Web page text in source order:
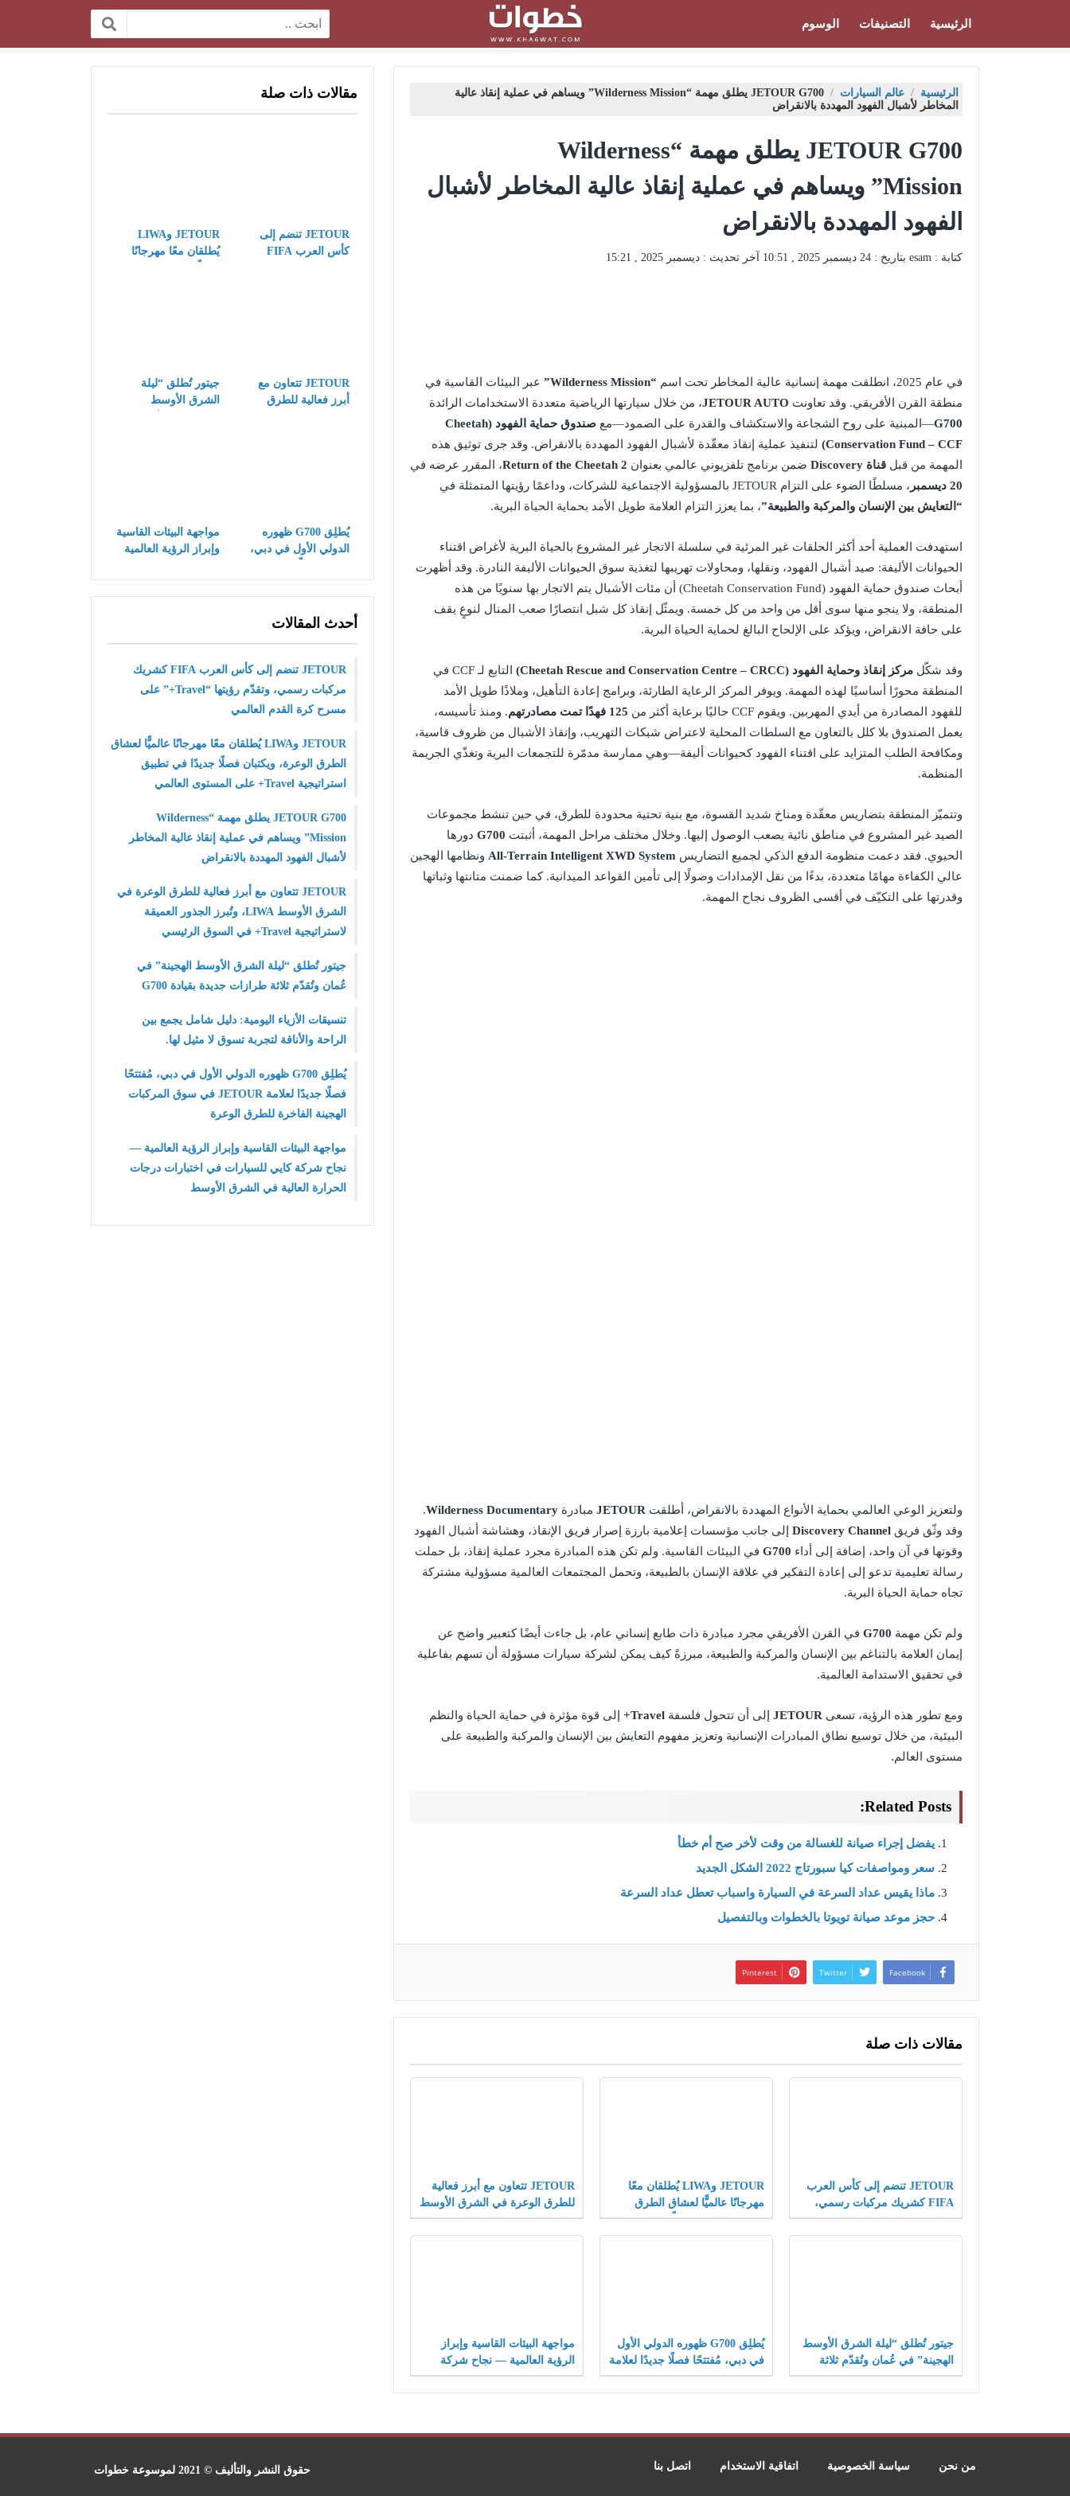
الرئيسية التصنيفات الوسوم
الرئيسية / عالم السيارات /
JETOUR G700 يطلق مهمة “Wilderness Mission” ويساهم في عملية إنقاذ عالية
المخاطر لأشبال الفهود المهددة بالانقراض
JETOUR G700 يطلق مهمة “Wilderness
Mission” ويساهم في عملية إنقاذ عالية المخاطر لأشبال
الفهود المهددة بالانقراض
كتابة : esam بتاريخ : 24 ديسمبر 2025 , 10:51 آخر تحديث : ديسمبر 2025 , 15:21
في عام 2025، انطلقت مهمة إنسانية عالية المخاطر تحت اسم “Wilderness Mission”
عبر البيئات القاسية في
منطقة القرن الأفريقي. وقد تعاونت JETOUR AUTO، من خلال سيارتها الرياضية متعددة الاستخدامات الرائدة
G700—المبنية على روح الشجاعة والاستكشاف والقدرة على الصمود—مع
صندوق حماية الفهود (Cheetah
Conservation Fund – CCF)
لتنفيذ عملية إنقاذ معقّدة لأشبال الفهود المهددة بالانقراض. وقد جرى توثيق هذه
المهمة من قبل قناة Discovery ضمن برنامج تلفزيوني عالمي بعنوان Return of the Cheetah 2، المقرر عرضه في
20 ديسمبر
، مسلطًا الضوء على التزام JETOUR بالمسؤولية الاجتماعية للشركات، وداعمًا رؤيتها المتمثلة في
“التعايش بين الإنسان والمركبة والطبيعة”، بما يعزز التزام العلامة طويل الأمد بحماية الحياة البرية.
استهدفت العملية أحد أكثر الحلقات غير المرئية في سلسلة الاتجار غير المشروع بالحياة البرية لأغراض اقتناء
الحيوانات الأليفة: صيد أشبال الفهود، ونقلها، ومحاولات تهريبها لتغذية سوق الحيوانات الأليفة النادرة. وقد أظهرت
أبحاث صندوق حماية الفهود (Cheetah Conservation Fund) أن مئات الأشبال يتم الاتجار بها سنويًا من هذه
المنطقة، ولا ينجو منها سوى أقل من واحد من كل خمسة. ويمثّل إنقاذ كل شبل انتصارًا صعب المنال لنوعٍ يقف
على حافة الانقراض، ويؤكد على الإلحاح البالغ لحماية الحياة البرية.
وقد شكّل مركز إنقاذ وحماية الفهود (Cheetah Rescue and Conservation Centre – CRCC)
التابع لـ CCF في
المنطقة محورًا أساسيًا لهذه المهمة. ويوفر المركز الرعاية الطارئة، وبرامج إعادة التأهيل، وملاذًا طويل الأمد
للفهود المصادرة من أيدي المهربين. ويقوم CCF حاليًا برعاية أكثر من
125 فهدًا تمت مصادرتهم
. ومنذ تأسيسه،
يعمل الصندوق بلا كلل بالتعاون مع السلطات المحلية لاعتراض شبكات التهريب، وإنقاذ الأشبال من ظروف قاسية،
ومكافحة الطلب المتزايد على اقتناء الفهود كحيوانات أليفة—وهي ممارسة مدمّرة للتجمعات البرية وتغذّي الجريمة
المنظمة.
وتتميّز المنطقة بتضاريس معقّدة ومناخ شديد القسوة، مع بنية تحتية محدودة للطرق، في حين تنشط مجموعات
الصيد غير المشروع في مناطق نائية يصعب الوصول إليها. وخلال مختلف مراحل المهمة، أثبتت G700 دورها
الحيوي. فقد دعمت منظومة الدفع الذكي لجميع التضاريس All-Terrain Intelligent XWD System ونظامها الهجين
عالي الكفاءة مهامًا متعددة، بدءًا من نقل الإمدادات وصولًا إلى تأمين القواعد الميدانية. كما ضمنت متانتها وثباتها
وقدرتها على التكيّف في أقسى الظروف نجاح المهمة.
ولتعزيز الوعي العالمي بحماية الأنواع المهددة بالانقراض، أطلقت JETOUR مبادرة Wilderness Documentary
.
وقد وثّق فريق Discovery Channel إلى جانب مؤسسات إعلامية بارزة إصرار فريق الإنقاذ، وهشاشة أشبال الفهود
وقوتها في آن واحد، إضافة إلى أداء G700 في البيئات القاسية. ولم تكن هذه المبادرة مجرد عملية إنقاذ، بل حملت
رسالة تعليمية تدعو إلى إعادة التفكير في علاقة الإنسان بالطبيعة، وتحمل المجتمعات العالمية مسؤولية مشتركة
تجاه حماية الحياة البرية.
ولم تكن مهمة G700 في القرن الأفريقي مجرد مبادرة ذات طابع إنساني عام، بل جاءت أيضًا كتعبير واضح عن
إيمان العلامة بالتناغم بين الإنسان والمركبة والطبيعة، مبرزةً كيف يمكن لشركة سيارات مسؤولة أن تسهم بفاعلية
في تحقيق الاستدامة العالمية.
ومع تطور هذه الرؤية، تسعى JETOUR إلى أن تتحول فلسفة Travel+
إلى قوة مؤثرة في حماية الحياة والنظم
البيئية، من خلال توسيع نطاق المبادرات الإنسانية وتعزيز مفهوم التعايش بين الإنسان والمركبة والطبيعة على
مستوى العالم.
Related Posts:
يفضل إجراء صيانة للغسالة من وقت لأخر صح أم خطأ
سعر ومواصفات كيا سبورتاج 2022 الشكل الجديد
ماذا يقيس عداد السرعة في السيارة واسباب تعطل عداد السرعة
حجز موعد صيانة تويوتا بالخطوات وبالتفصيل
Facebook
Twitter
Pinterest
مقالات ذات صلة
JETOUR تنضم إلى كأس العرب
FIFA كشريك مركبات رسمي،
وتقدّم رؤيتها “Travel+” على
مسرح كرة القدم العالمي
JETOUR وLIWA يُطلقان معًا
مهرجانًا عالميًّا لعشاق الطرق
الوعرة، ويكتبان فصلًا جديدًا في
تطبيق استراتيجية Travel+ على
JETOUR تتعاون مع أبرز فعالية
للطرق الوعرة في الشرق الأوسط
LIWA، وتُبرز الجذور العميقة
لاستراتيجية Travel+ في السوق
جيتور تُطلق “ليلة الشرق الأوسط
الهجينة” في عُمان وتُقدّم ثلاثة
طرازات جديدة بقيادة G700
يُطلِق G700 ظهوره الدولي الأول
في دبي، مُفتتحًا فصلًا جديدًا لعلامة
JETOUR في سوق المركبات
الهجينة الفاخرة للطرق الوعرة
مواجهة البيئات القاسية وإبراز
الرؤية العالمية — نجاح شركة
كايي للسيارات في اختبارات
درجات الحرارة العالية في الشرق
مقالات ذات صلة
JETOUR تنضم إلى
كأس العرب FIFA
JETOUR وLIWA
يُطلقان معًا مهرجانًا
JETOUR تتعاون مع
أبرز فعالية للطرق
جيتور تُطلق “ليلة
الشرق الأوسط
يُطلِق G700 ظهوره
الدولي الأول في دبي،
لعلامة JETOUR في
سوق المركبات الهجينة
الفاخرة للطرق الوعرة
مواجهة البيئات القاسية
وإبراز الرؤية العالمية
للسيارات في اختبارات
درجات الحرارة العالية
أحدث المقالات
JETOUR تنضم إلى كأس العرب FIFA كشريك
مركبات رسمي، وتقدّم رؤيتها “Travel+” على
مسرح كرة القدم العالمي
JETOUR وLIWA يُطلقان معًا مهرجانًا عالميًّا لعشاق
الطرق الوعرة، ويكتبان فصلًا جديدًا في تطبيق
استراتيجية Travel+ على المستوى العالمي
JETOUR G700 يطلق مهمة “Wilderness
Mission” ويساهم في عملية إنقاذ عالية المخاطر
لأشبال الفهود المهددة بالانقراض
JETOUR تتعاون مع أبرز فعالية للطرق الوعرة في
الشرق الأوسط LIWA، وتُبرز الجذور العميقة
لاستراتيجية Travel+ في السوق الرئيسي
جيتور تُطلق “ليلة الشرق الأوسط الهجينة” في
عُمان وتُقدّم ثلاثة طرازات جديدة بقيادة G700
تنسيقات الأزياء اليومية: دليل شامل يجمع بين
الراحة والأناقة لتجربة تسوق لا مثيل لها.
يُطلِق G700 ظهوره الدولي الأول في دبي، مُفتتحًا
فصلًا جديدًا لعلامة JETOUR في سوق المركبات
الهجينة الفاخرة للطرق الوعرة
مواجهة البيئات القاسية وإبراز الرؤية العالمية —
نجاح شركة كايي للسيارات في اختبارات درجات
الحرارة العالية في الشرق الأوسط
من نحن سياسة الخصوصية اتفاقية الاستخدام اتصل بنا حقوق النشر والتأليف © 2021 لموسوعة خطوات